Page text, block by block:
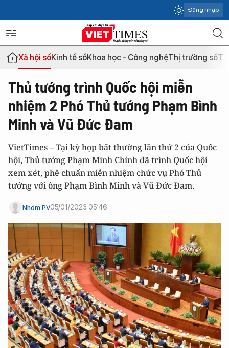
Đăng nhập
Xã hội sốKinh tế sốKhoa học - Công nghệThị trường số
Thủ tướng trình Quốc hội miễn
nhiệm 2 Phó Thủ tướng Phạm Bình
Minh và Vũ Đức Đam
VietTimes – Tại kỳ họp bất thường lần thứ 2 của Quốc
hội, Thủ tướng Phạm Minh Chính đã trình Quốc hội
xem xét, phê chuẩn miễn nhiệm chức vụ Phó Thủ
tướng với ông Phạm Bình Minh và Vũ Đức Đam.
Nhóm PV05/01/2023 05:46